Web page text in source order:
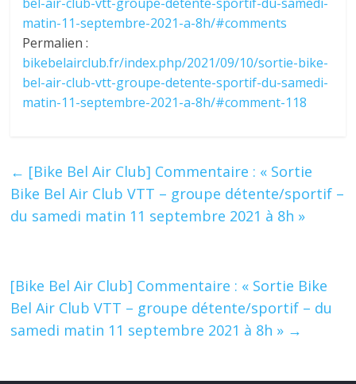
matin-11-septembre-2021-a-8h/#comments
Permalien :
bikebelairclub.fr/index.php/2021/09/10/sortie-bike-
bel-air-club-vtt-groupe-detente-sportif-du-samedi-
matin-11-septembre-2021-a-8h/#comment-118
← [Bike Bel Air Club] Commentaire : « Sortie
Bike Bel Air Club VTT – groupe détente/sportif –
du samedi matin 11 septembre 2021 à 8h »
[Bike Bel Air Club] Commentaire : « Sortie Bike
Bel Air Club VTT – groupe détente/sportif – du
samedi matin 11 septembre 2021 à 8h » →